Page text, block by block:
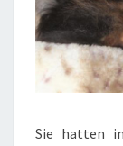
Sie hatten